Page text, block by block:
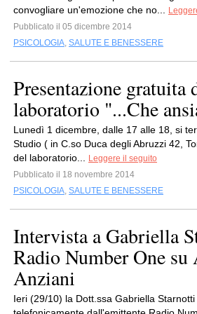
convogliare un'emozione che no...
Pubblicato il 05 dicembre 2014
PSICOLOGIA, SALUTE E BENESSERE
Presentazione gratuita
laboratorio "...Che
Lunedì 1 dicembre, dalle 17 alle 18, si
Studio ( in C.so Duca degli Abruzzi 42,
del laboratorio...
Leggere il seguito
Pubblicato il 18 novembre 2014
PSICOLOGIA, SALUTE E BENESSERE
Intervista a Gabriella
Radio Number One su
Anziani
Ieri (29/10) la Dott.ssa Gabriella